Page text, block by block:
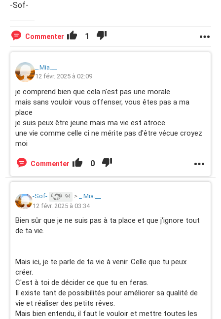
-Sof-
Commenter 1
_.Mia.__
12 févr. 2025 à 02:09
je comprend bien que cela n'est pas une morale
mais sans vouloir vous offenser, vous êtes pas a ma
place
je suis peux être jeune mais ma vie est atroce
une vie comme celle ci ne mérite pas d'être vécue croyez
moi
Commenter 0
-Sof- 94 >
_.Mia.__
12 févr. 2025 à 03:34
Bien sûr que je ne suis pas à ta place et que j'ignore tout
de ta vie.
Mais ici, je te parle de ta vie à venir. Celle que tu peux
créer.
C'est à toi de décider ce que tu en feras.
Il existe tant de possibilités pour améliorer sa qualité de
vie et réaliser des petits rêves.
Mais bien entendu, il faut le vouloir et mettre toutes les